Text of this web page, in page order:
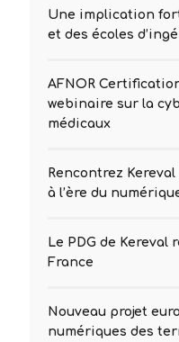
Une implication
et des écoles
AFNOR
webinaire sur la
médicaux
Rencontrez Kereval
à l’ère du
Le PDG de Kereval
France
Nouveau projet
numériques des